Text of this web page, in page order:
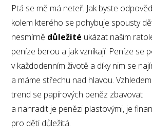
Ptá se mě má neteř. Jak byste
kolem kterého se pohybuje spousty
nesmírně důležité ukázat našim
peníze berou a jak vznikají. Peníze se
v každodenním životě a díky nim se
a máme střechu nad hlavou.
trend se papírových peněz zbavovat
a nahradit je penězi plastovými, je
pro děti důležitá.